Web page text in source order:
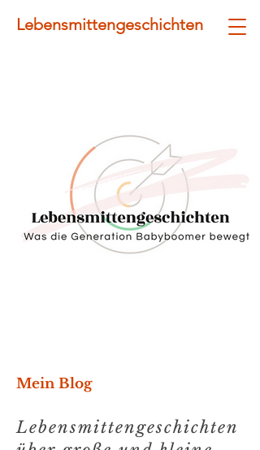
Lebensmittengeschichten
Mein Blog
Lebensmittengeschichten